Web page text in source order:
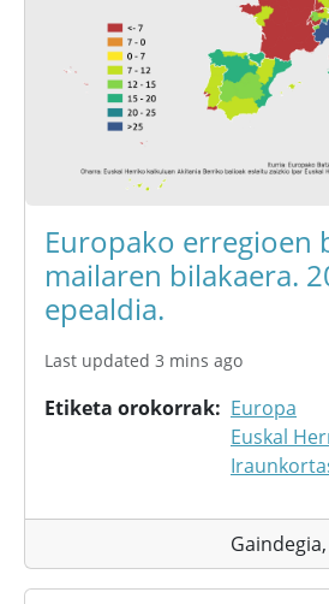
Europako erregioen
mailaren bilakaera.
epealdia.
Last updated 3 mins ago
Etiketa orokorrak
Europa
Euskal
Gaindegia,